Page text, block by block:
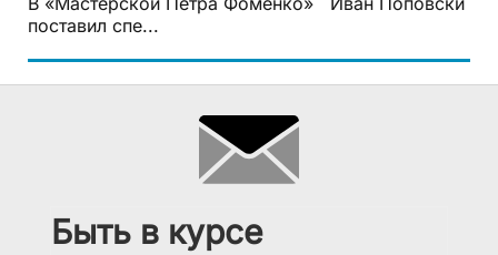
поставил спе...
Быть в курсе